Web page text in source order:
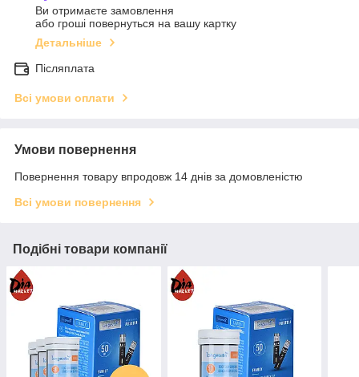
Ви отримаєте замовлення
або гроші повернуться на вашу картку
Детальніше
Післяплата
Всі умови оплати
Умови повернення
Повернення товару впродовж 14 днів за домовленістю
Всі умови повернення
Подібні товари компанії